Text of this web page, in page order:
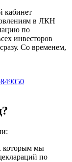
кабинет
в ЛКН
по
инвесторов
Со временем,
которым мы
по